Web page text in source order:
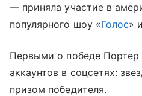
— приняла участие в
популярного шоу «Голос»
Первыми о победе Портер
аккаунтов в соцсетях:
призом победителя.